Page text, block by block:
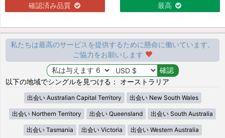
確認済み品質 最高
私たちは最高のサービスを提供するために懸命に働いています。
ご協力をお願いします
以下の地域でシングルを見つける： オーストラリア
出会い Australian Capital Territory 出会い New South Wales
出会い Northern Territory 出会い Queensland 出会い South Australia
出会い Tasmania 出会い Victoria 出会い Western Australia